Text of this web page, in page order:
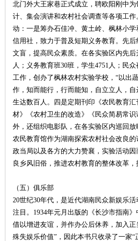
北门外大王家巷正式成立，聘欧阳刚中
计、集会演讲和农村社会调查等各项工
动：一是筹办石佳冲、黄土岭、枫林小
信用社，致力于普及短期义务教育。先
文盲，提高民众素质。在各实验区内先
人；义务教育班30班，学生4751人；民
工作，创办了枫林农村实验学校，“以出
作，知而能行，行而能知，自立立人，
生达数百人。四是定期刊印《农民教育
材》《农村卫生的改造》《民众简易常
外，还组织电影队，在各实验区内巡回放
农民教育馆作为湖南探索农村社会改良
政当局以及各方的大力赞襄，实验活动
良乡风旧俗，推进农村教育的整体改革
（五）俱乐部
20世纪30年代，是近代湖南民众新娱乐
注目。1934年元月出版的《长沙市指南
借以增进友谊，并作办公后休养，加入
殊失娱乐价值”，因此本书只收录了一家